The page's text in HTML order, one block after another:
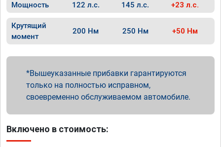
Мощность 122 л.с. 145 л.с. +23 л.с.
Крутящий
момент
200 Нм 250 Нм +50 Нм
Вышеуказанные прибавки гарантируются
только на полностью исправном,
своевременно обслуживаемом автомобиле.
Включено в стоимость: